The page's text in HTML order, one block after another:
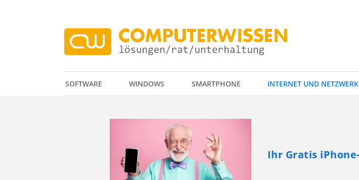
SOFTWARE WINDOWS SMARTPHONE INTERNET UND NETZWERK